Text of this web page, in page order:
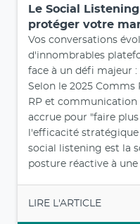
Le Social
protéger votre
Vos conversations
d'innombrables
face à un défi majeur
Selon le 2025 Comms
RP et communication
accrue pour "faire
l'efficacité
social listening est la
posture réactive à
LIRE L'ARTICLE